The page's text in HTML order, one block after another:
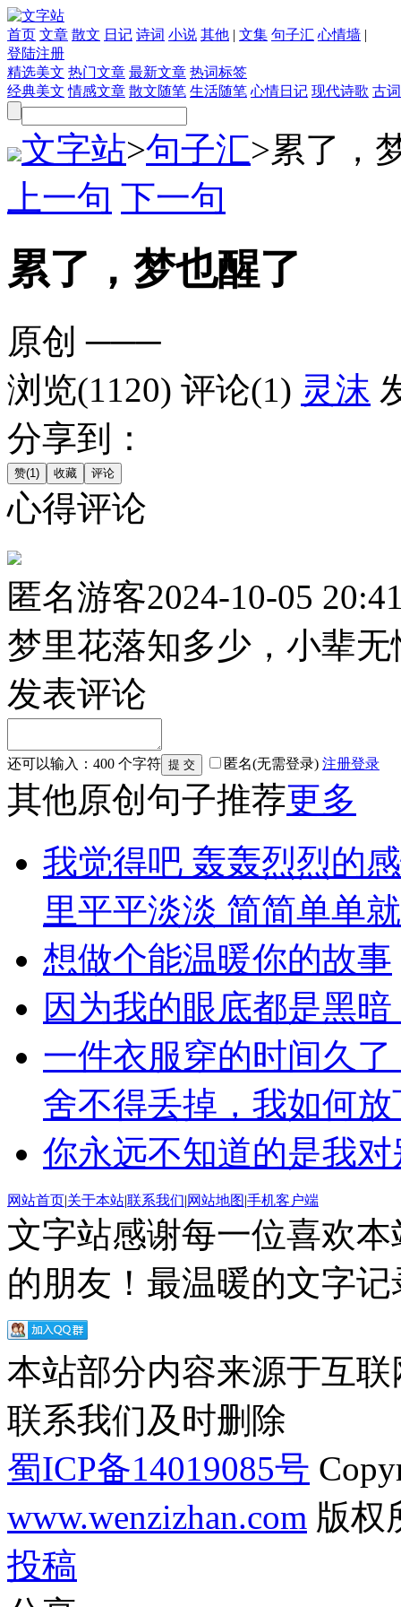
首页 文章 散文 日记 诗词 小说 其他 | 文集 句子汇 心情墙 |
登陆注册
精选美文 热门文章 最新文章 热词标签
经典美文 情感文章 散文随笔 生活随笔 心情日记 现代诗歌 古
文字站>句子汇>累了，
上一句 下一句
累了，梦也醒了
原创 ───
浏览(1120) 评论(1) 灵沫
分享到：
心得评论
匿名游客2024-10-05
梦里花落知多少，小辈
发表评论
还可以输入： 400 个字符 匿名(无需登录) 注册登录
其他原创句子推荐更多
我觉得吧 轰轰烈烈的
里平平淡淡 简简单单
想做个能温暖你的故事
因为我的眼底都是黑
一件衣服穿的时间久
舍不得丢掉，我如何
你永远不知道的是我
网站首页|关于本站|联系我们|网站地图|手机客户端
文字站感谢每一位喜欢
的朋友！最温暖的文字
本站部分内容来源于互
联系我们及时删除
蜀ICP备14019085号
www.wenzizhan.com 版权
投稿